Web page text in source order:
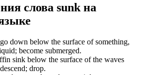
слова sunk на
down below the surface of something,
become submerged.
sink below the surface of the waves
drop.